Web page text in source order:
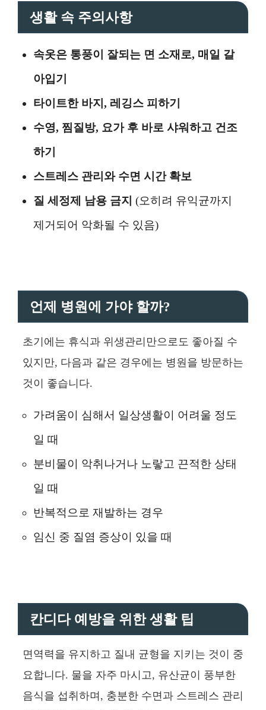
생활 속 주의사항
속옷은 통풍이 잘되는 면 소재로, 매일 갈
아입기
타이트한 바지, 레깅스 피하기
수영, 찜질방, 요가 후 바로 샤워하고 건조
하기
스트레스 관리와 수면 시간 확보
질 세정제 남용 금지(오히려 유익균까지
제거되어 악화될 수 있음)
언제 병원에 가야 할까?
초기에는 휴식과 위생관리만으로도 좋아질 수
있지만, 다음과 같은 경우에는 병원을 방문하는
것이 좋습니다.
가려움이 심해서 일상생활이 어려울 정도
일 때
분비물이 악취나거나 노랗고 끈적한 상태
일 때
반복적으로 재발하는 경우
임신 중 질염 증상이 있을 때
칸디다 예방을 위한 생활 팁
면역력을 유지하고 질내 균형을 지키는 것이 중
요합니다. 물을 자주 마시고, 유산균이 풍부한
음식을 섭취하며, 충분한 수면과 스트레스 관리